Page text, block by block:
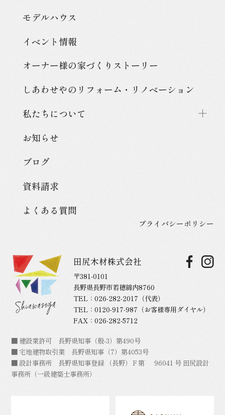
田尻木材株式会社
〒381-0101
長野県長野市若穂綿内8760
TEL： 026-282-2017 （代表）
TEL： 0120-917-987 （お客様専用ダイヤル）
FAX：026-282-5712
■ 建設業許可 長野県知事（般-3）第490号
■ 宅地建物取引業 長野県知事（7）第4053号
■ 設計事務所 長野県知事登録 （長野）Ｆ第 96041 号 田尻設計
事務所（一級建築士事務所）
モデルハウス
イベント情報
オーナー様の家づくり ストーリー
しあわせやのリフォーム・ リノベーション
私たちについて
お知らせ
ブログ
資料請求
よくある質問
プライバシーポリシー